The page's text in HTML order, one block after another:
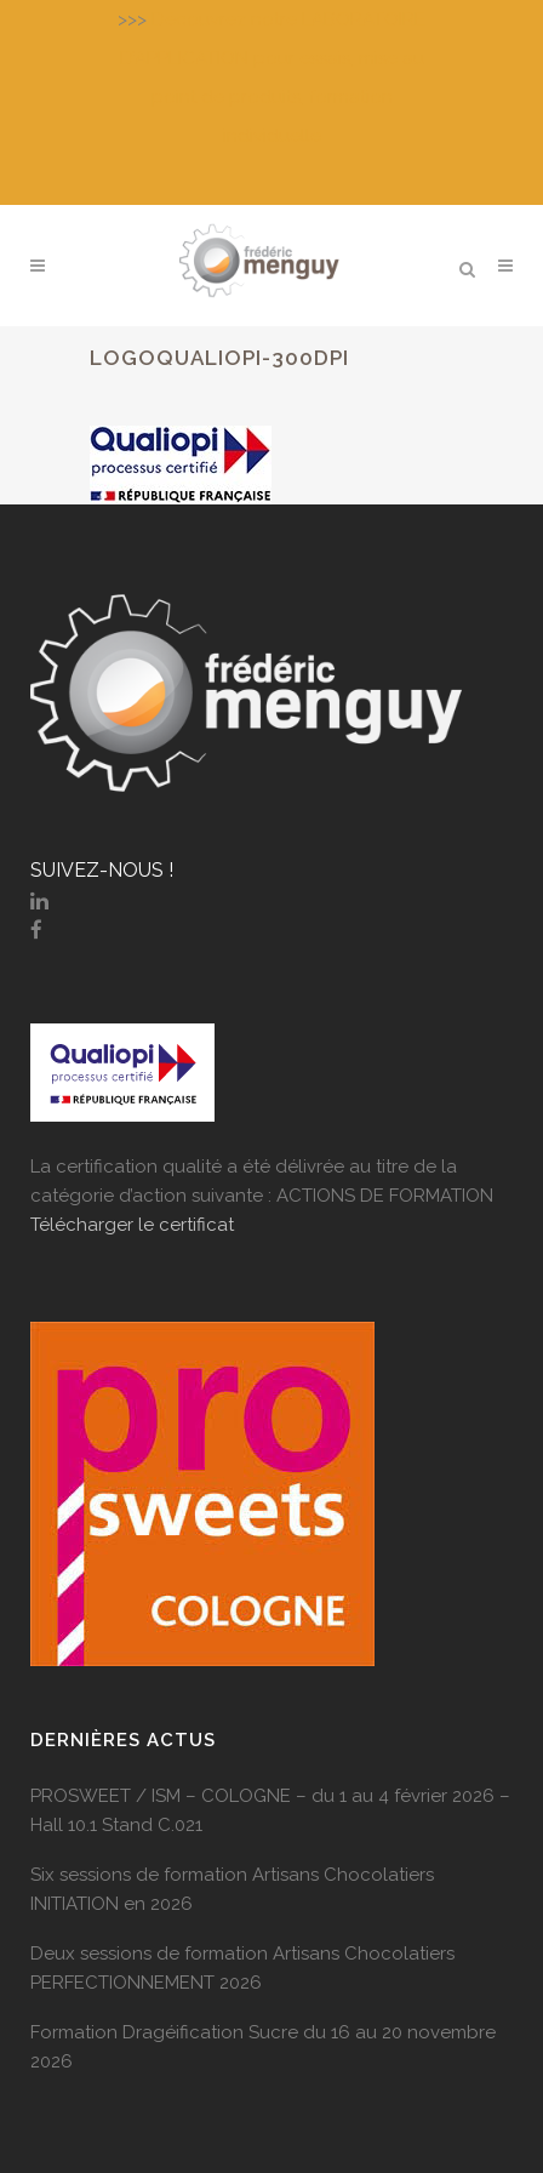
>>>
LOGOQUALIOPI-300DPI
SUIVEZ-NOUS !
La certification qualité a été délivrée au titre de la
catégorie d’action suivante : ACTIONS DE FORMATION
Télécharger le certificat
DERNIÈRES ACTUS
PROSWEET / ISM – COLOGNE – du 1 au 4 février 2026 –
Hall 10.1 Stand C.021
Six sessions de formation Artisans Chocolatiers
INITIATION en 2026
Deux sessions de formation Artisans Chocolatiers
PERFECTIONNEMENT 2026
Formation Dragéification Sucre du 16 au 20 novembre
2026